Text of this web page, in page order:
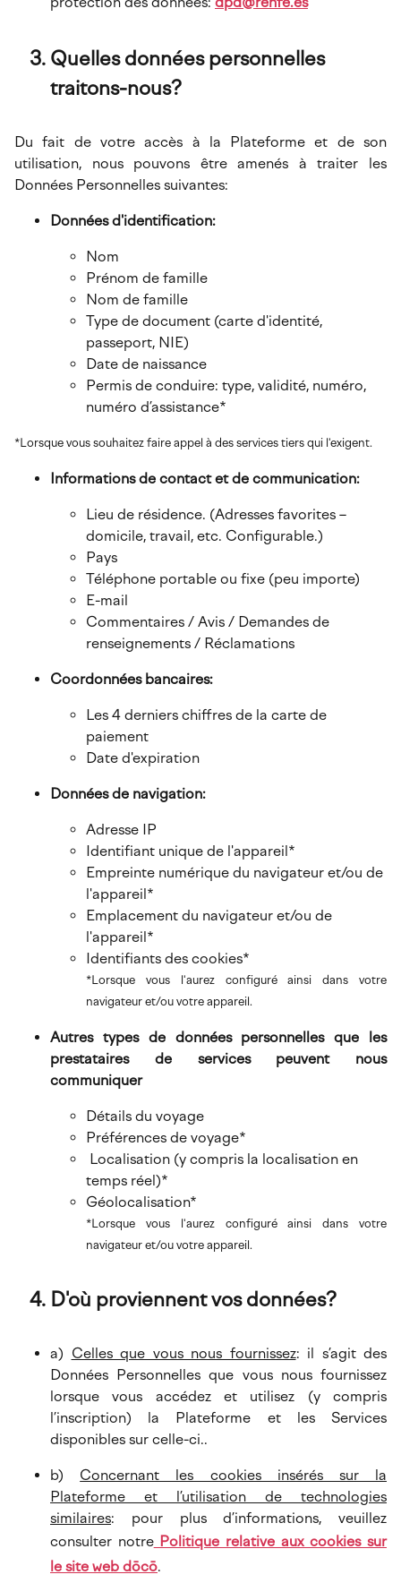
Quelles données personnelles
traitons-nous?
Du fait de votre accès à la Plateforme et de son
utilisation, nous pouvons être amenés à traiter les
Données Personnelles suivantes:
Données d'identification:
Nom
Prénom de famille
Nom de famille
Type de document (carte d'identité,
passeport, NIE)
Date de naissance
Permis de conduire: type, validité, numéro,
numéro d’assistance*
*Lorsque vous souhaitez faire appel à des services tiers qui l'exigent.
Informations de contact et de communication:
Lieu de résidence. (Adresses favorites –
domicile, travail, etc. Configurable.)
Pays
Téléphone portable ou fixe (peu importe)
E-mail
Commentaires / Avis / Demandes de
renseignements / Réclamations
Coordonnées bancaires:
Les 4 derniers chiffres de la carte de
paiement
Date d'expiration
Données de navigation:
Adresse IP
Identifiant unique de l'appareil*
Empreinte numérique du navigateur et/ou de
l'appareil*
Emplacement du navigateur et/ou de
l'appareil*
Identifiants des cookies*
*Lorsque vous l'aurez configuré ainsi dans votre
navigateur et/ou votre appareil.
Autres types de données personnelles que les
prestataires de services peuvent nous
communiquer
Détails du voyage
Préférences de voyage*
Localisation (y compris la localisation en
temps réel)*
Géolocalisation*
*Lorsque vous l'aurez configuré ainsi dans votre
navigateur et/ou votre appareil.
D'où proviennent vos données?
a) Celles que vous nous fournissez: il s’agit des
Données Personnelles que vous nous fournissez
lorsque vous accédez et utilisez (y compris
l’inscription) la Plateforme et les Services
disponibles sur celle-ci..
b) Concernant les cookies insérés sur la
Plateforme et l’utilisation de technologies
similaires: pour plus d’informations, veuillez
consulter notrePolitique relative aux cookies sur
le site web dōcō.